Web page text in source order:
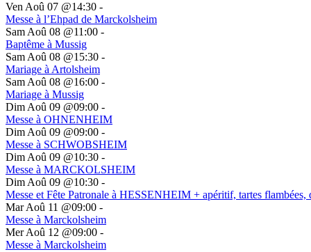
Ven Aoû 07 @14:30 -
Messe à l’Ehpad de Marckolsheim
Sam Aoû 08 @11:00 -
Baptême à Mussig
Sam Aoû 08 @15:30 -
Mariage à Artolsheim
Sam Aoû 08 @16:00 -
Mariage à Mussig
Dim Aoû 09 @09:00 -
Messe à OHNENHEIM
Dim Aoû 09 @09:00 -
Messe à SCHWOBSHEIM
Dim Aoû 09 @10:30 -
Messe à MARCKOLSHEIM
Dim Aoû 09 @10:30 -
Messe et Fête Patronale à HESSENHEIM + apéritif, tartes flambées,
Mar Aoû 11 @09:00 -
Messe à Marckolsheim
Mer Aoû 12 @09:00 -
Messe à Marckolsheim